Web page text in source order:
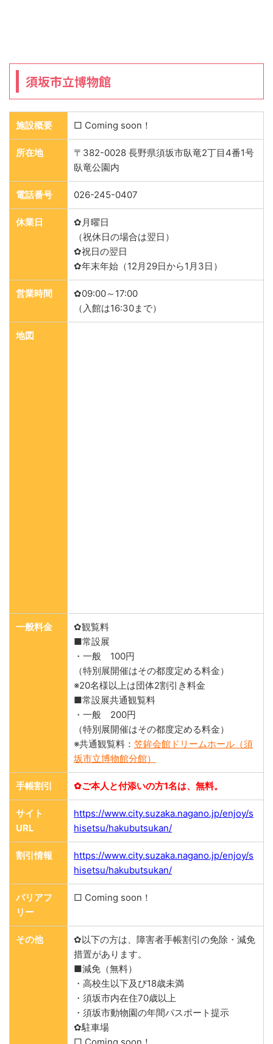
須坂市立博物館
施設概要 □ Coming soon！
所在地
〒382-0028 長野県須坂市臥竜2丁目4番1号
臥竜公園内
電話番号 026-245-0407
休業日
✿月曜日
（祝休日の場合は翌日）
✿祝日の翌日
✿年末年始（12月29日から1月3日）
営業時間
✿09:00～17:00
（入館は16:30まで）
地図
一般料金
✿観覧料
■常設展
・一般 100円
（特別展開催はその都度定める料金）
※20名様以上は団体2割引き料金
■常設展共通観覧料
・一般 200円
（特別展開催はその都度定める料金）
※共通観覧料： 笠鉾会館ドリームホール（須
坂市立博物館分館）
手帳割引 ✿ご本人と付添いの方1名は、無料。
サイト
URL
https://www.city.suzaka.nagano.jp/enjoy/s
hisetsu/hakubutsukan/
割引情報
https://www.city.suzaka.nagano.jp/enjoy/s
hisetsu/hakubutsukan/
バリアフ
リー
□ Coming soon！
その他
✿以下の方は、障害者手帳割引の免除・減免
措置があります。
■減免（無料）
・高校生以下及び18歳未満
・須坂市内在住70歳以上
・須坂市動物園の年間パスポート提示
✿駐車場